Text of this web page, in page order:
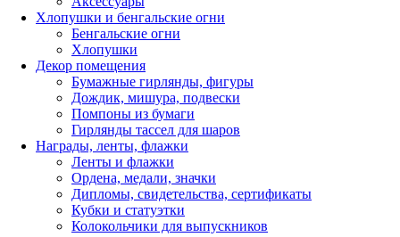
Хлопушки и бенгальские огни
Бенгальские огни
Хлопушки
Декор помещения
Бумажные гирлянды, фигуры
Дождик, мишура, подвески
Помпоны из бумаги
Гирлянды тассел для шаров
Награды, ленты, флажки
Ленты и флажки
Ордена, медали, значки
Дипломы, свидетельства, сертификаты
Кубки и статуэтки
Колокольчики для выпускников